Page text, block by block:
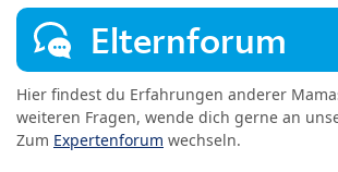
Elternforum
Hier findest du Erfahrungen anderer
weiteren Fragen, wende dich gerne an
Zum Expertenforum wechseln.